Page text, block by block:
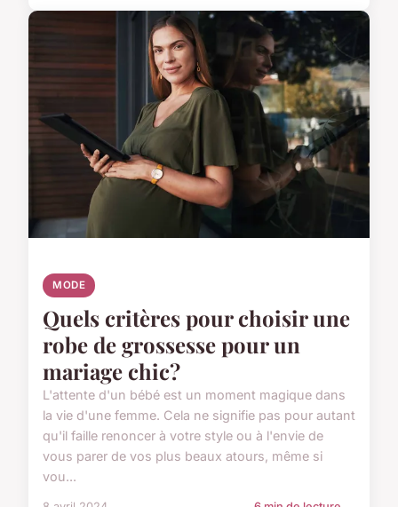
MODE
Quels critères pour choisir une
robe de grossesse pour un
mariage chic?
L'attente d'un bébé est un moment magique dans
la vie d'une femme. Cela ne signifie pas pour autant
qu'il faille renoncer à votre style ou à l'envie de
vous parer de vos plus beaux atours, même si
vou...